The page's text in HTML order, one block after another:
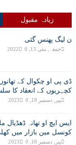
زیادہ مقبول
ن لیگ پھنس گئی
جمعہ, مئی 13, 2022 0
ڈی پی او چکوال کے
کچہریوں کے انعقاد کا
پیر, دسمبر 18, 2023 0
ایس ایچ او تھانہ ڈھڈیال
کونسل مین بازار میں
پیر, دسمبر 18, 2023 0